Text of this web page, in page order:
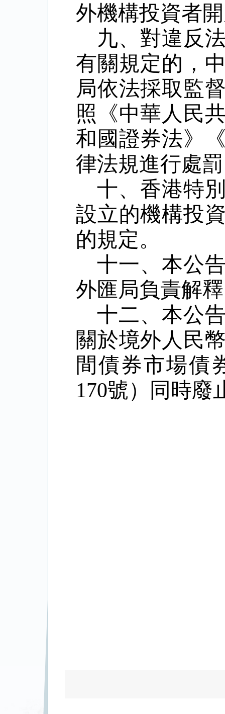
外機構投資者
九、對違反
有關規定的，
局依法採取監
照《中華人民
和國證券法》
律法規進行處
十、香港特
設立的機構投
的規定。
十一、本公
外匯局負責解
十二、本公
關於境外人民
間債券市場債
170號）同時廢